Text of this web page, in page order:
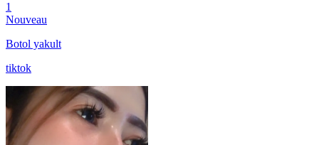
1
Nouveau
Botol yakult
tiktok